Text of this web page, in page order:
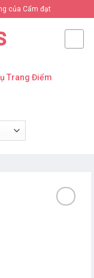
của Cẩm đạt
Trang Điểm